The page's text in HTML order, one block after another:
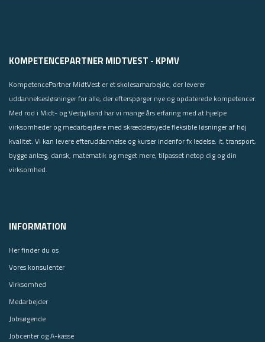
KOMPETENCEPARTNER MIDTVEST - KPMV
KompetencePartner MidtVest er et skolesamarbejde, der leverer
uddannelsesløsninger for alle, der efterspørger nye og opdaterede kompetencer.
Med rod i Midt- og Vestjylland har vi mange års erfaring med at hjælpe
virksomheder og medarbejdere med skræddersyede fleksible løsninger af høj
kvalitet. Vi kan levere efteruddannelse og kurser indenfor fx ledelse, it, transport,
bygge anlæg, dansk, matematik og meget mere, tilpasset netop dig og din
virksomhed.
INFORMATION
Her finder du os
Vores konsulenter
Virksomhed
Medarbejder
Jobsøgende
Jobcenter og A-kasse